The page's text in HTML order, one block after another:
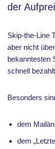
der
Skip-the-Line
aber nicht
bekanntesten
schnell
Besonders
dem
dem